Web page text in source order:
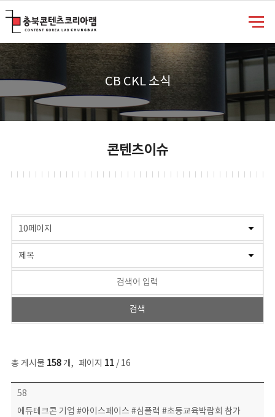
CB CKL 소식
콘텐츠이슈
총 게시물 158개, 페이지 11/ 16
콘텐츠이슈 목록 - 번호, 제목, 작성자, 파일, 조회수, 작성일 정보 제공
58
에듀테크콘 기업 #아이스페이스 #심플럭 #초등교육박람회 참가